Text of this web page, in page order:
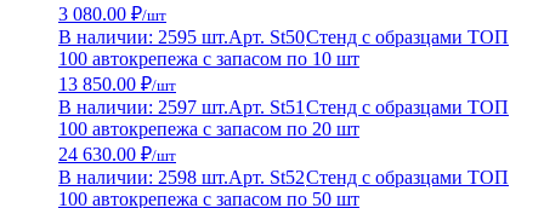
3 080.00 ₽/шт
В наличии: 2595 шт.Арт. St50Стенд с образцами ТОП
100 автокрепежа с запасом по 10 шт
13 850.00 ₽/шт
В наличии: 2597 шт.Арт. St51 Стенд с образцами ТОП
100 автокрепежа с запасом по 20 шт
24 630.00 ₽/шт
В наличии: 2598 шт.Арт. St52Стенд с образцами ТОП
100 автокрепежа с запасом по 50 шт